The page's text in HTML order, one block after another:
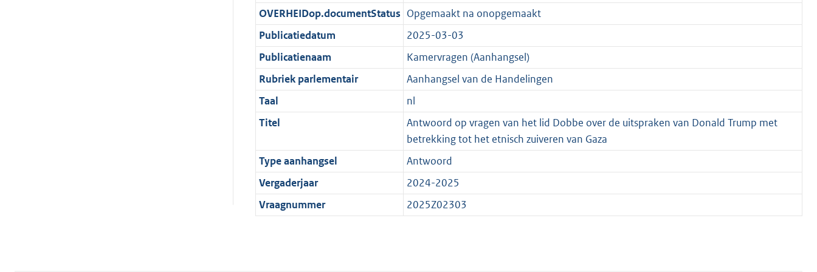
OVERHEIDop.documentStatus Opgemaakt na onopgemaakt
Publicatiedatum
2025-03-03
Publicatienaam
Kamervragen (Aanhangsel)
Rubriek parlementair
Aanhangsel van de Handelingen
Taal
nl
Titel
Antwoord op vragen van het lid Dobbe over de uitspraken van Donald Trump met
betrekking tot het etnisch zuiveren van Gaza
Type aanhangsel
Antwoord
Vergaderjaar
2024-2025
Vraagnummer
2025Z02303